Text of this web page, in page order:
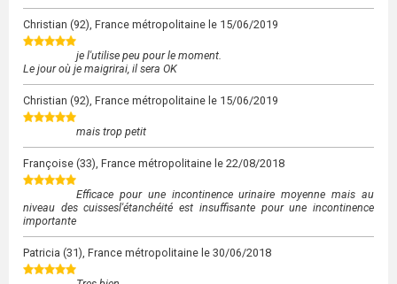
Christian (92), France métropolitaine le 15/06/2019
je l'utilise peu pour le moment.
Le jour où je maigrirai, il sera OK
Christian (92), France métropolitaine le 15/06/2019
mais trop petit
Françoise (33), France métropolitaine le 22/08/2018
Efficace pour une incontinence urinaire moyenne mais au
niveau des cuissesl'étanchéité est insuffisante pour une incontinence
importante
Patricia (31), France métropolitaine le 30/06/2018